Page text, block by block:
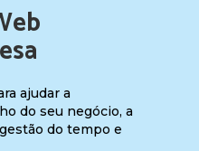
ajudar a
do seu negócio, a
do tempo e